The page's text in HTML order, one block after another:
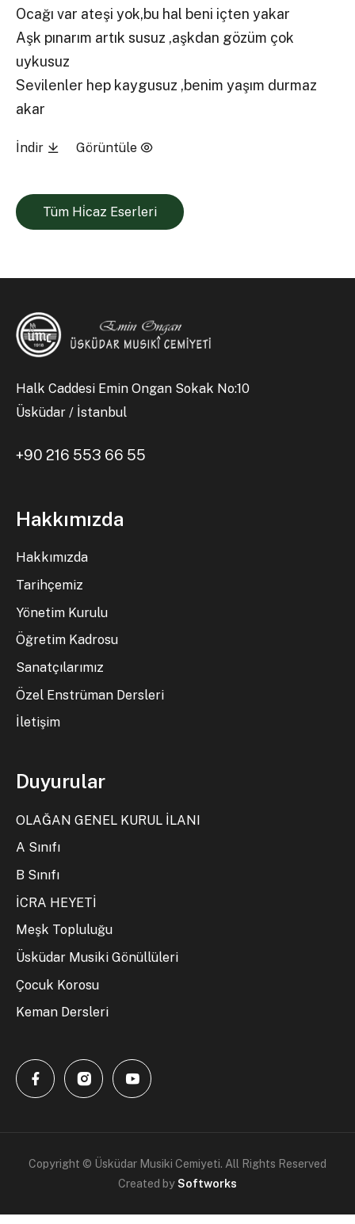
Ocağı var ateşi yok,bu hal beni içten yakar
Aşk pınarım artık susuz ,aşkdan gözüm çok
uykusuz
Sevilenler hep kaygusuz ,benim yaşım durmaz
akar
İndir Görüntüle
Tüm Hi̇caz Eserleri
Halk Caddesi Emin Ongan Sokak No:10
Üsküdar / İstanbul
+90 216 553 66 55
Hakkımızda
Hakkımızda
Tarihçemiz
Yönetim Kurulu
Öğretim Kadrosu
Sanatçılarımız
Özel Enstrüman Dersleri
İletişim
Duyurular
OLAĞAN GENEL KURUL İLANI
A Sınıfı
B Sınıfı
İCRA HEYETİ
Meşk Topluluğu
Üsküdar Musiki Gönüllüleri
Çocuk Korosu
Keman Dersleri
Copyright © Üsküdar Musiki Cemiyeti. All Rights Reserved
Created bySoftworks